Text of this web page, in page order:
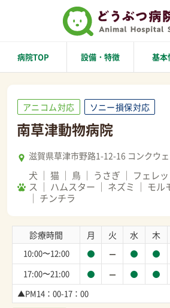
病院TOP 設備・特徴 基本
アニコム対応 ソニー損保対応
南草津動物病院
滋賀県草津市野路1-12-16 コンクウ
犬 猫 鳥 うさぎ フェレ
ス
ハムスター ネズミ モル
チンチラ
診療時間 月 火 水 木
10:00〜12:00
17:00〜21:00
▲PM14：00-17：00